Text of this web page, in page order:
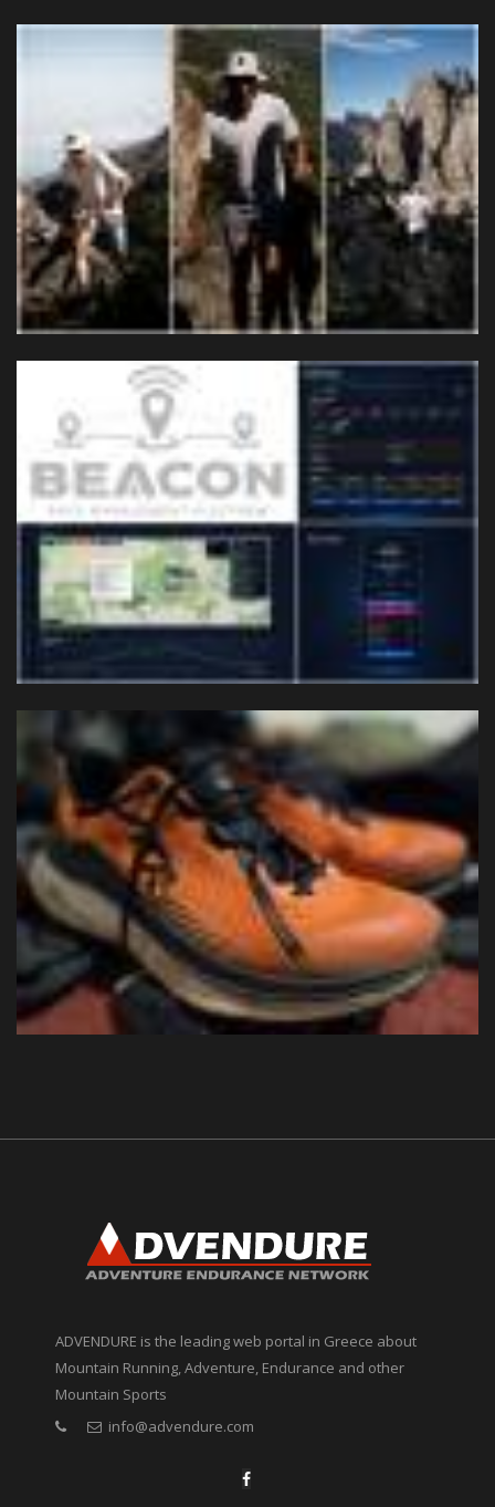
ADVENDURE is the leading web portal in Greece about
Mountain Running, Adventure, Endurance and other
Mountain Sports
info@advendure.com